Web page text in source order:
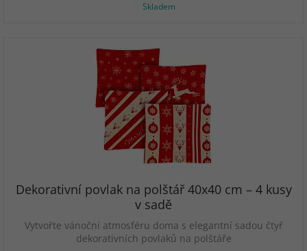
Skladem
Dekorativní povlak na polštář 40x40 cm – 4 kusy
v sadě
Vytvořte vánoční atmosféru doma s elegantní sadou čtyř
dekorativních povlaků na polštáře